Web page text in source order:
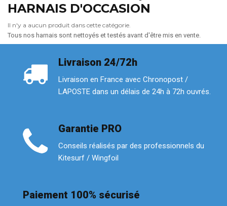
HARNAIS D'OCCASION
Il n'y a aucun produit dans cette catégorie.
Tous nos harnais sont nettoyés et testés avant d'être mis en vente.
Livraison 24/72h
Livraison en France avec Chronopost /
LAPOSTE dans un délais de 24h à 72h ouvrés.
Garantie PRO
Conseils réalisés par des professionnels du
Kitesurf / Wingfoil
Paiement 100% sécurisé